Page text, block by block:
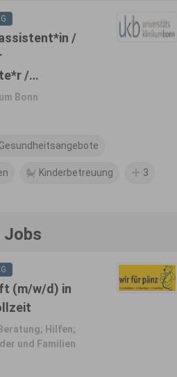
/
/
(m/w/d)
Bonn
Gesundheitsangebote
Kinderbetreuung 3
Jobs
(m/w/d) in
Hilfen;
und Familien